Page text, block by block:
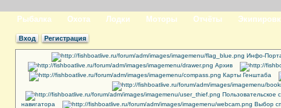
Рыбалка Охота Лодки Моторы Отчёты
Вход Регистрация
Инфо-
Архив
Карты Генштаба
Пользовательское
навигатора
Выбор